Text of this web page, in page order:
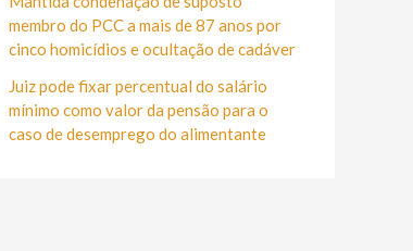
membro do PCC a mais de 87 anos por
cinco homicídios e ocultação de cadáver
Juiz pode fixar percentual do salário
mínimo como valor da pensão para o
caso de desemprego do alimentante